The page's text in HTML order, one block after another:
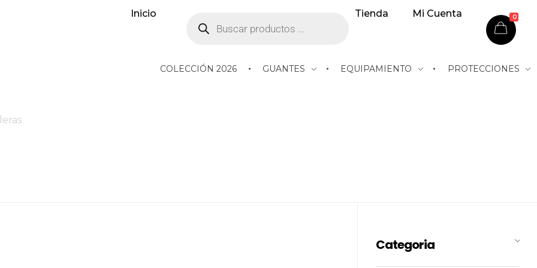
Inicio Tienda Mi Cuenta 0
COLECCIÓN 2026 GUANTES EQUIPAMIENTO PROTECCIONES
Categoria